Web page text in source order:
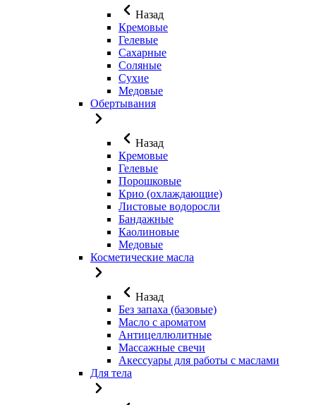
Назад
Кремовые
Гелевые
Сахарные
Соляные
Сухие
Медовые
Обертывания
Назад
Кремовые
Гелевые
Порошковые
Крио (охлаждающие)
Листовые водоросли
Бандажные
Каолиновые
Медовые
Косметические масла
Назад
Без запаха (базовые)
Масло с ароматом
Антицеллюлитные
Массажные свечи
Акессуары для работы с маслами
Для тела